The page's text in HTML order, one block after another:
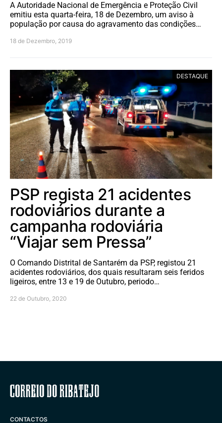
A Autoridade Nacional de Emergência e Proteção Civil
emitiu esta quarta-feira, 18 de Dezembro, um aviso à
população por causa do agravamento das condições…
18 de Dezembro, 2019
DESTAQUE
PSP regista 21 acidentes
rodoviários durante a
campanha rodoviária
“Viajar sem Pressa”
O Comando Distrital de Santarém da PSP, registou 21
acidentes rodoviários, dos quais resultaram seis feridos
ligeiros, entre 13 e 19 de Outubro, periodo…
22 de Outubro, 2020
Correio do Ribatejo
CONTACTOS